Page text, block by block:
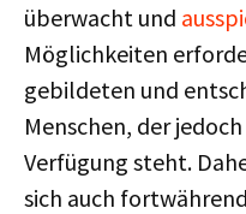
überwacht und
Möglichkeiten
gebildeten und
Menschen, der jedoch
Verfügung steht.
sich auch